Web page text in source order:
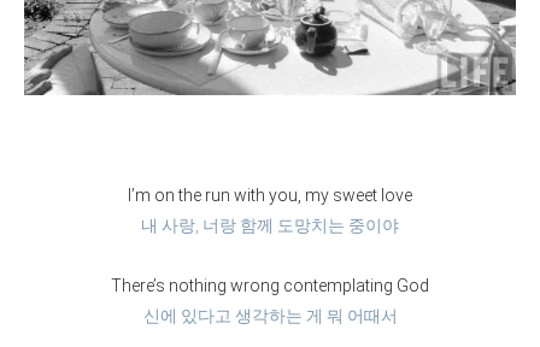
I’m on the run with you, my sweet love
내 사랑, 너랑 함께 도망치는 중이야
There’s nothing wrong contemplating God
신에 있다고 생각하는 게 뭐 어때서